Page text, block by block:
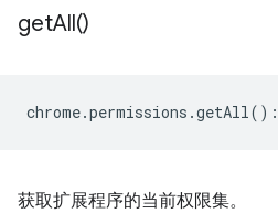
getAll()
chrome.permissions .getAll () :
获取扩展程序的当前权限集。